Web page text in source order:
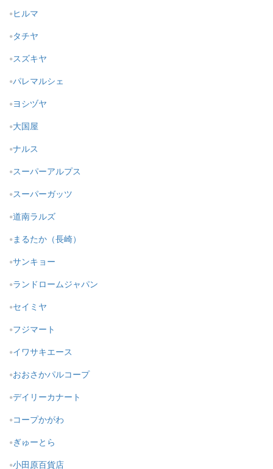
ヒルマ
タチヤ
スズキヤ
パレマルシェ
ヨシヅヤ
大国屋
ナルス
スーパーアルプス
スーパーガッツ
道南ラルズ
まるたか（長崎）
サンキョー
ランドロームジャパン
セイミヤ
フジマート
イワサキエース
おおさかパルコープ
デイリーカナート
コープかがわ
ぎゅーとら
小田原百貨店